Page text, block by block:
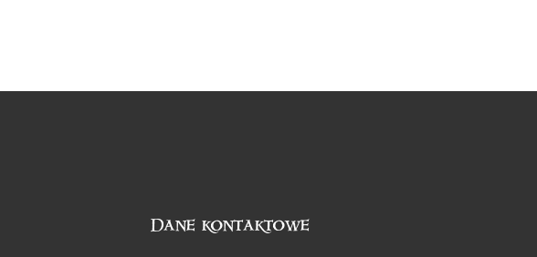
Dane kontaktowe